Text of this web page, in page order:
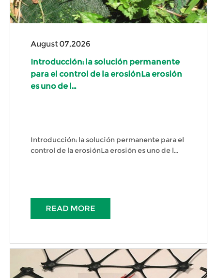
August 07,2026
Introducción: la solución permanente
para el control de la erosiónLa erosión
es uno de l...
Introducción: la solución permanente para el
control de la erosiónLa erosión es uno de l...
READ MORE